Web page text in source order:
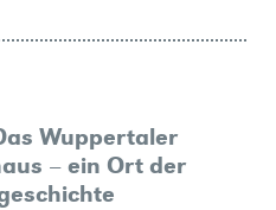
Wuppertaler
– ein Ort der